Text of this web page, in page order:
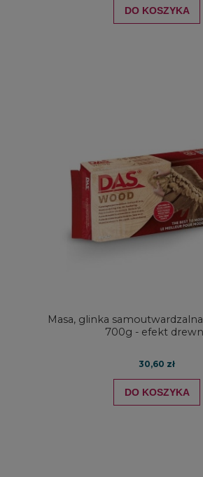
DO KOSZYKA
Masa, glinka
700g - efekt
30,60 zł
DO KOSZYKA